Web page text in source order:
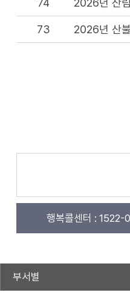
74 2026년 산
73 2026년 산
행복콜센터 : 1522-
부서별